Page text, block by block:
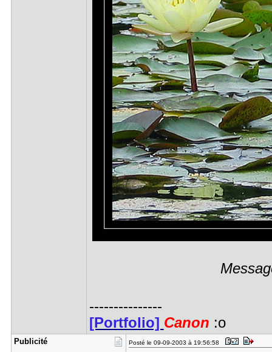
---------------
[Portfolio] Canon :o
Publicité Posté le 09-09-2003 à 19:56:58